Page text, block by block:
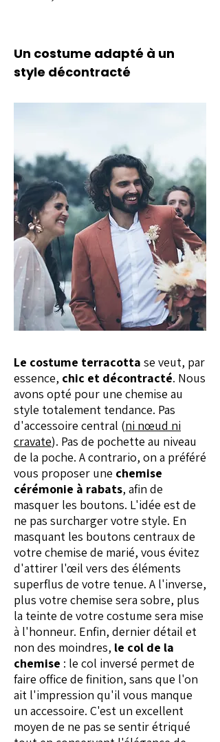
Un costume adapté à un
style décontracté
Le costume terracotta se veut, par
essence, chic et décontracté. Nous
avons opté pour une chemise au
style totalement tendance. Pas
d'accessoire central (ni nœud ni
cravate). Pas de pochette au niveau
de la poche. A contrario, on a préféré
vous proposer une chemise
cérémonie à rabats, afin de
masquer les boutons. L'idée est de
ne pas surcharger votre style. En
masquant les boutons centraux de
votre chemise de marié, vous évitez
d'attirer l'œil vers des éléments
superflus de votre tenue. A l'inverse,
plus votre chemise sera sobre, plus
la teinte de votre costume sera mise
à l'honneur. Enfin, dernier détail et
non des moindres, le col de la
chemise : le col inversé permet de
faire office de finition, sans que l'on
ait l'impression qu'il vous manque
un accessoire. C'est un excellent
moyen de ne pas se sentir étriqué